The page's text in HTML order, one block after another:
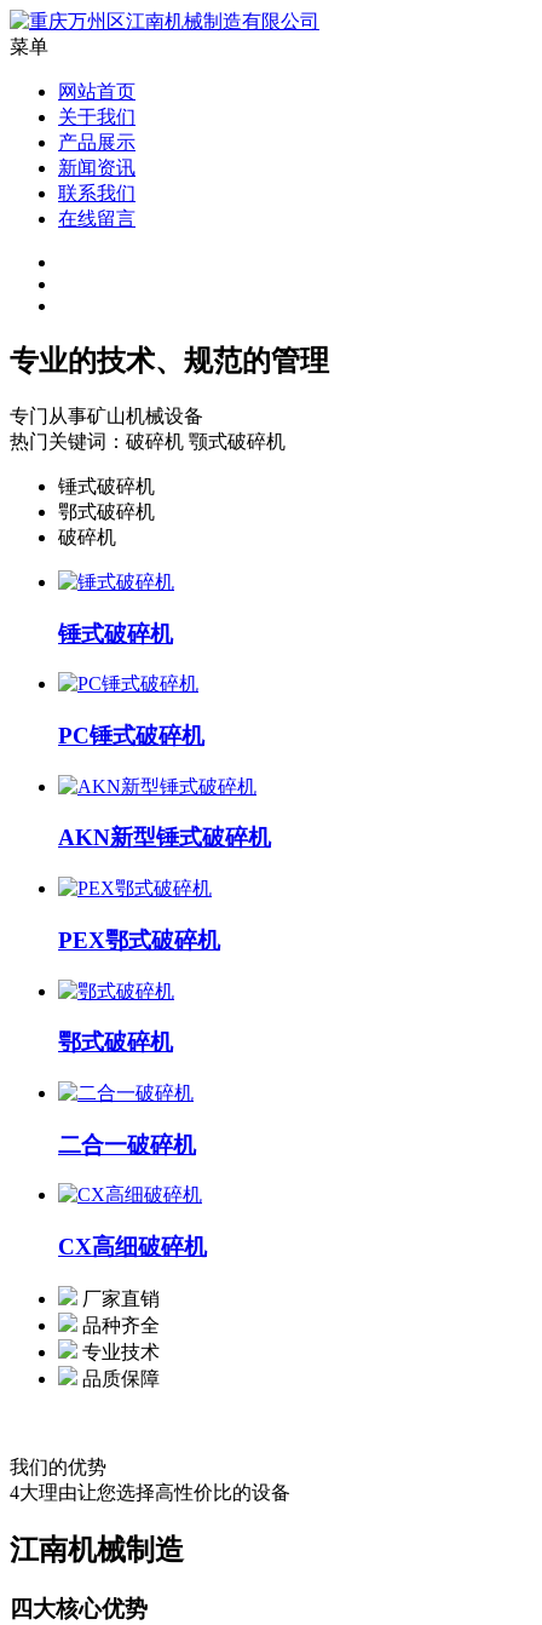
菜单
网站首页
关于我们
产品展示
新闻资讯
联系我们
在线留言
专业的技术、规范的管理
专门从事矿山机械设备
热门关键词：破碎机 颚式破碎机
锤式破碎机
鄂式破碎机
破碎机
锤式破碎机
PC锤式破碎机
AKN新型锤式破碎机
PEX鄂式破碎机
鄂式破碎机
二合一破碎机
CX高细破碎机
厂家直销
品种齐全
专业技术
品质保障
我们的优势
4大理由让您选择高性价比的设备
江南机械制造
四大核心优势